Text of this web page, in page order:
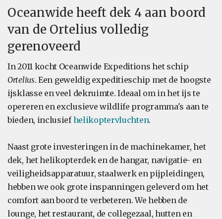
Oceanwide heeft dek 4 aan boord
van de Ortelius volledig
gerenoveerd
In 2011 kocht Oceanwide Expeditions het schip
Ortelius. Een geweldig expeditieschip met de hoogste
ijsklasse en veel dekruimte. Ideaal om in het ijs te
opereren en exclusieve wildlife programma's aan te
bieden, inclusiefhelikoptervluchten.
Naast grote investeringen in de machinekamer, het
dek, het helikopterdek en de hangar, navigatie- en
veiligheidsapparatuur, staalwerk en pijpleidingen,
hebben we ook grote inspanningen geleverd om het
comfort aan boord te verbeteren. We hebben de
lounge, het restaurant, de collegezaal, hutten en